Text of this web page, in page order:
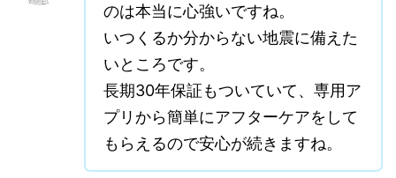
のは本当に心強いですね。
いつくるか分からない地震に備えた
いところです。
長期30年保証もついていて、専用ア
プリから簡単にアフターケアをして
もらえるので安心が続きますね。